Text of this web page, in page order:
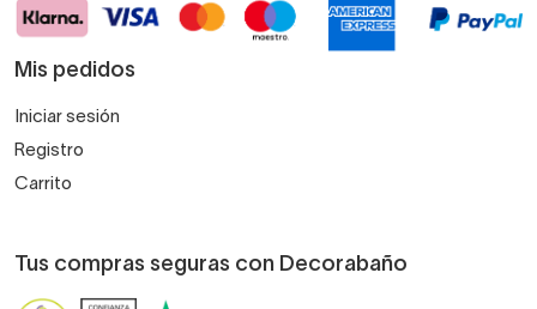
Mis pedidos
Iniciar sesión
Registro
Carrito
Tus compras seguras con Decorabaño